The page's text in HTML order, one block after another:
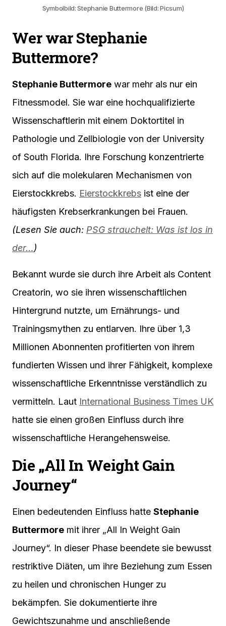
Symbolbild: Stephanie Buttermore (Bild: Picsum)
Wer war Stephanie
Buttermore?
Stephanie Buttermore war mehr als nur ein
Fitnessmodel. Sie war eine hochqualifizierte
Wissenschaftlerin mit einem Doktortitel in
Pathologie und Zellbiologie von der University
of South Florida. Ihre Forschung konzentrierte
sich auf die molekularen Mechanismen von
Eierstockkrebs. Eierstockkrebs ist eine der
häufigsten Krebserkrankungen bei Frauen.
(Lesen Sie auch: PSG strauchelt: Was ist los in
der…)
Bekannt wurde sie durch ihre Arbeit als Content
Creatorin, wo sie ihren wissenschaftlichen
Hintergrund nutzte, um Ernährungs- und
Trainingsmythen zu entlarven. Ihre über 1,3
Millionen Abonnenten profitierten von ihrem
fundierten Wissen und ihrer Fähigkeit, komplexe
wissenschaftliche Erkenntnisse verständlich zu
vermitteln. Laut International Business Times UK
hatte sie einen großen Einfluss durch ihre
wissenschaftliche Herangehensweise.
Die „All In Weight Gain
Journey“
Einen bedeutenden Einfluss hatte Stephanie
Buttermore mit ihrer „All In Weight Gain
Journey“. In dieser Phase beendete sie bewusst
restriktive Diäten, um ihre Beziehung zum Essen
zu heilen und chronischen Hunger zu
bekämpfen. Sie dokumentierte ihre
Gewichtszunahme und anschließende